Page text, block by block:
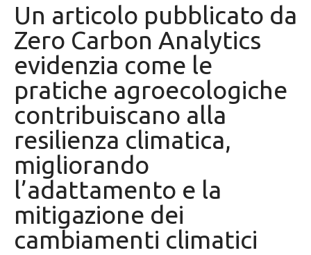
Un articolo pubblicato da
Zero Carbon Analytics
evidenzia come le
pratiche agroecologiche
contribuiscano alla
resilienza climatica,
migliorando
l’adattamento e la
mitigazione dei
cambiamenti climatici